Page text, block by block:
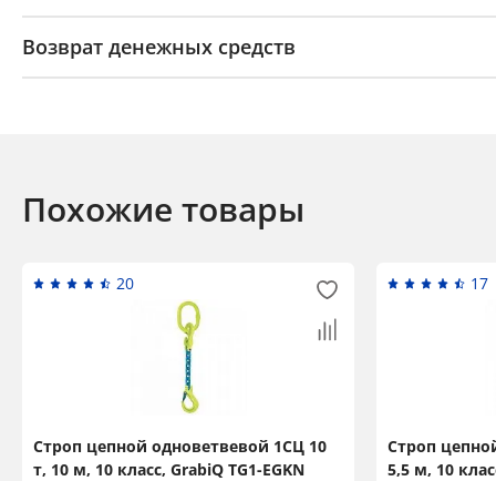
Возврат денежных средств
Похожие товары
20
Строп цепной одноветвевой 1СЦ 10
т, 10 м, 10 класс, GrabiQ TG1-EGKN
17
Строп
5,5 м, 10